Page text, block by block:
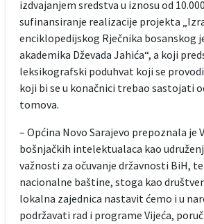
izdvajanjem sredstva u iznosu od
sufinansiranje realizacije projekta
enciklopedijskog Rječnika bosanskog
akademika Dževada Jahića“, a koji
leksikografski poduhvat koji se provodi
koji bi se u konačnici trebao sastojati
tomova.
– Općina Novo Sarajevo prepoznala je
bošnjačkih intelektualaca kao
važnosti za očuvanje državnosti BiH,
nacionalne baštine, stoga kao
lokalna zajednica nastavit ćemo i u
podržavati rad i programe Vijeća,